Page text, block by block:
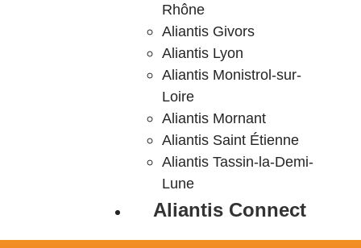
Rhône
Aliantis Givors
Aliantis Lyon
Aliantis Monistrol-sur-
Loire
Aliantis Mornant
Aliantis Saint Étienne
Aliantis Tassin-la-Demi-
Lune
Aliantis Connect